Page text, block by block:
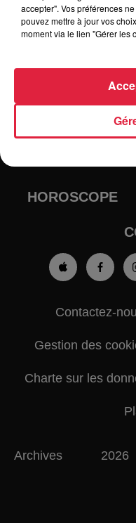
RADIO
TRAQUEURS
HOROSCOPE
Contactez-
Gestion des
Charte sur les
Archives 2026
accepter". Vos préférences
pouvez mettre à jour vos
moment via le lien "Gérer les